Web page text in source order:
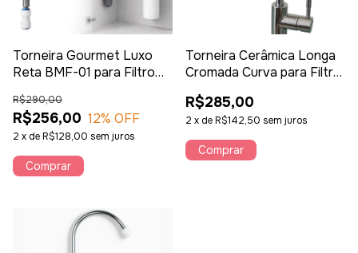
Torneira Gourmet Luxo
Reta BMF-01 para Filtro
1/4 ou 5/16
R$256,00
R$290,00
12% OFF
2 x deR$128,00 sem juros
Comprar
Torneira Cerâmica Longa
Cromada Curva para Filtro
R$285,00
2 x deR$142,50 sem juros
Comprar